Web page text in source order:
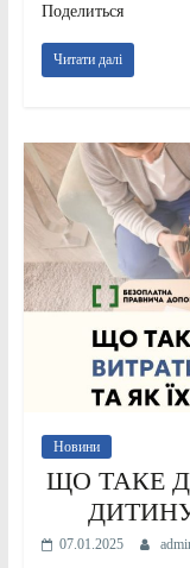
Поделиться
Читати далі
Новини
ЩО ТАКЕ
07.01.2025